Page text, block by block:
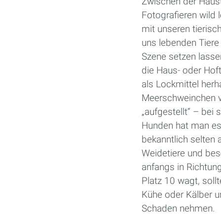
Fotografieren wild
mit unseren
uns lebenden
Szene setzen
die Haus- oder
als Lockmittel
Meerschweinchen
„aufgestellt“ – bei
Hunden hat man
bekanntlich selten
Weidetiere und
anfangs in
Platz 10 wagt,
Kühe oder Kälber
Schaden nehmen.